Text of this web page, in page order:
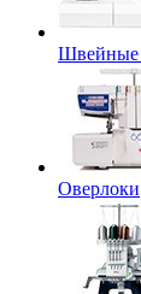
Оверлоки